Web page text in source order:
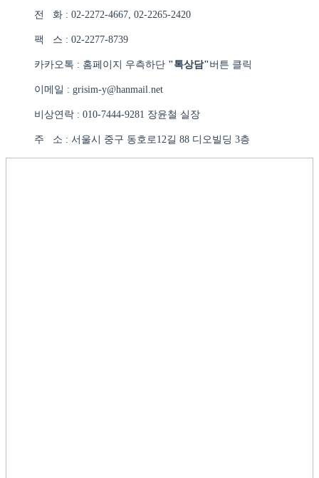
전 화 : 02-2272-4667, 02-2265-2420
팩 스 : 02-2277-8739
카카오톡 : 홈페이지 우측하단 "톡상담"버튼 클릭
이메일 : grisim-y@hanmail.net
비상연락 : 010-7444-9281 장윤철 실장
주 소 : 서울시 중구 동호로12길 88 디오빌딩 3층